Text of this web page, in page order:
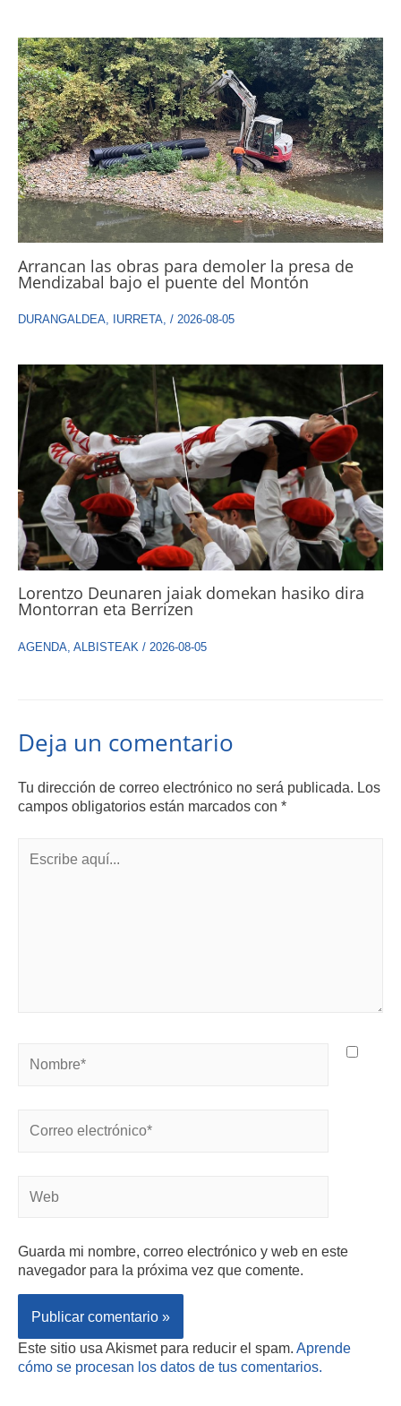
Arrancan las obras para demoler la presa de
Mendizabal bajo el puente del Montón
DURANGALDEA IURRETA / 2026-08-05
Lorentzo Deunaren jaiak domekan hasiko dira
Montorran eta Berrizen
AGENDA ALBISTEAK / 2026-08-05
Deja un comentario
Tu dirección de correo electrónico no será publicada. Los
campos obligatorios están marcados con *
Guarda mi nombre, correo electrónico y web en este
navegador para la próxima vez que comente.
Este sitio usa Akismet para reducir el spam. Aprende
cómo se procesan los datos de tus comentarios.